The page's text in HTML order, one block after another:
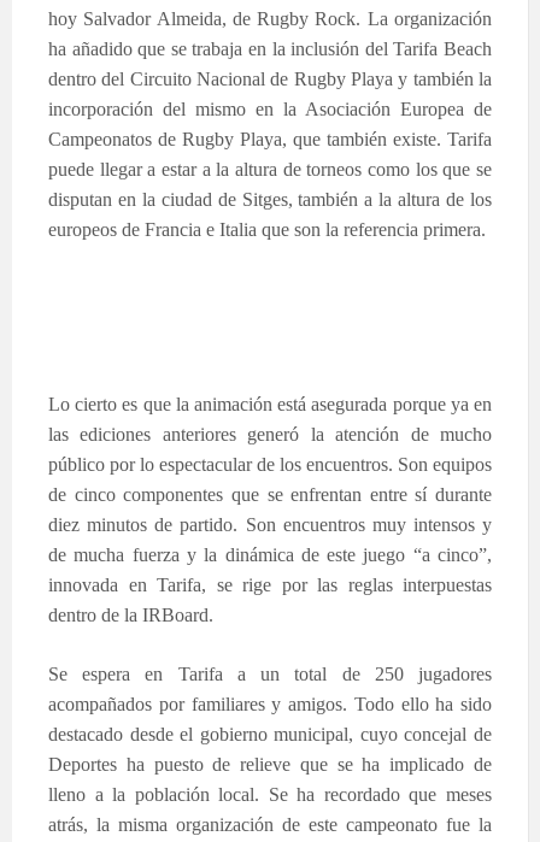
hoy Salvador Almeida, de Rugby Rock. La organización
ha añadido que se trabaja en la inclusión del Tarifa Beach
dentro del Circuito Nacional de Rugby Playa y también la
incorporación del mismo en la Asociación Europea de
Campeonatos de Rugby Playa, que también existe. Tarifa
puede llegar a estar a la altura de torneos como los que se
disputan en la ciudad de Sitges, también a la altura de los
europeos de Francia e Italia que son la referencia primera.
Lo cierto es que la animación está asegurada porque ya en
las ediciones anteriores generó la atención de mucho
público por lo espectacular de los encuentros. Son equipos
de cinco componentes que se enfrentan entre sí durante
diez minutos de partido. Son encuentros muy intensos y
de mucha fuerza y la dinámica de este juego “a cinco”,
innovada en Tarifa, se rige por las reglas interpuestas
dentro de la IRBoard.
Se espera en Tarifa a un total de 250 jugadores
acompañados por familiares y amigos. Todo ello ha sido
destacado desde el gobierno municipal, cuyo concejal de
Deportes ha puesto de relieve que se ha implicado de
lleno a la población local. Se ha recordado que meses
atrás, la misma organización de este campeonato fue la